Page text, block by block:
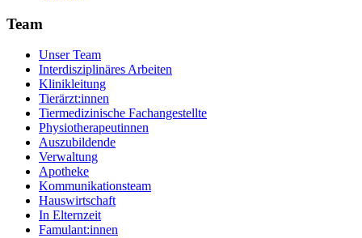
Team
Unser Team
Interdisziplinäres Arbeiten
Klinikleitung
Tierärzt:innen
Tiermedizinische Fachangestellte
Physiotherapeutinnen
Auszubildende
Verwaltung
Apotheke
Kommunikationsteam
Hauswirtschaft
In Elternzeit
Famulant:innen